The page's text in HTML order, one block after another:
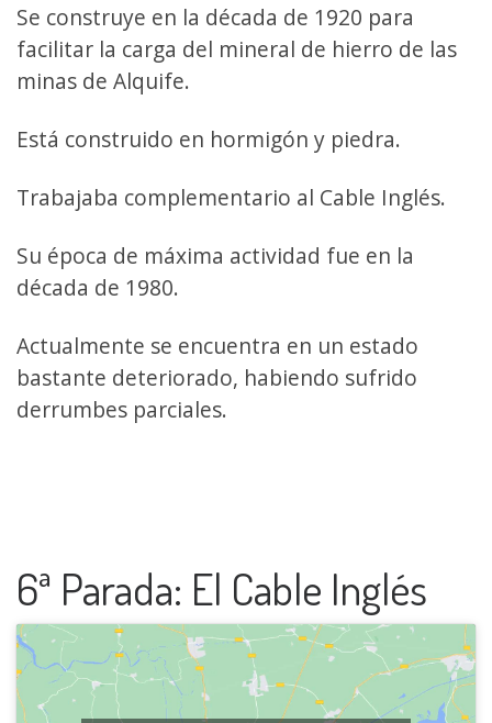
Se construye en la década de 1920 para
facilitar la carga del mineral de hierro de las
minas de Alquife.
Está construido en hormigón y piedra.
Trabajaba complementario al Cable Inglés.
Su época de máxima actividad fue en la
década de 1980.
Actualmente se encuentra en un estado
bastante deteriorado, habiendo sufrido
derrumbes parciales.
6ª Parada: El Cable Inglés